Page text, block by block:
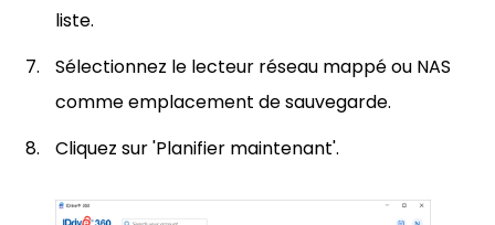
liste.
Sélectionnez le lecteur réseau mappé ou NAS
comme emplacement de sauvegarde.
Cliquez sur 'Planifier maintenant'.